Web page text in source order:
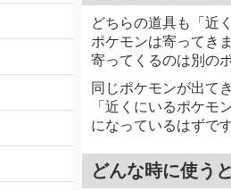
どちらの道具も「近
ポケモンは寄ってき
寄ってくるのは別の
同じポケモンが出て
「近くにいるポケモ
になっているはずです
どんな時に使う